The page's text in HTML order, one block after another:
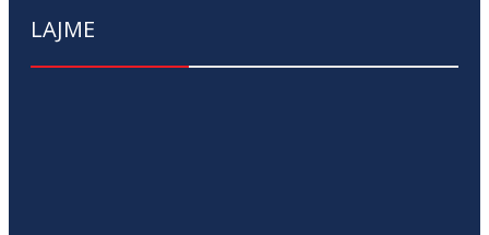
LAJME